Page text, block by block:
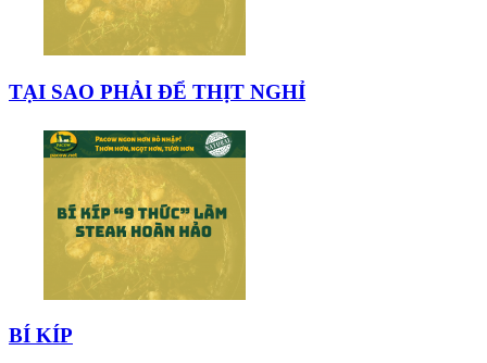
TẠI SAO PHẢI ĐỂ THỊT NGHỈ
BÍ KÍP